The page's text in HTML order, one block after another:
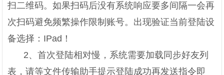
扫二维码。如果扫码后没有系统响应要多间隔一会再
次扫码避免频繁操作限制账号。出现验证当前登陆设
备选择：IPad！
2、首次登陆相对慢，系统需要加载同步好友列
表，请等文件传输助手提示登陆成功再发送指令即